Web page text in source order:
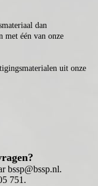
dan
met één van onze
uit onze
bssp@bssp.nl.
751.